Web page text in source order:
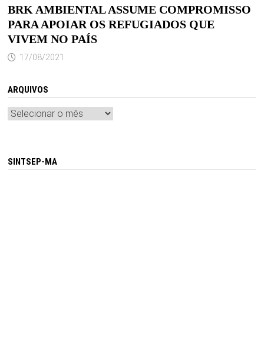
BRK AMBIENTAL ASSUME COMPROMISSO
PARA APOIAR OS REFUGIADOS QUE
VIVEM NO PAÍS
17/08/2021
ARQUIVOS
Arquivos
SINTSEP-MA